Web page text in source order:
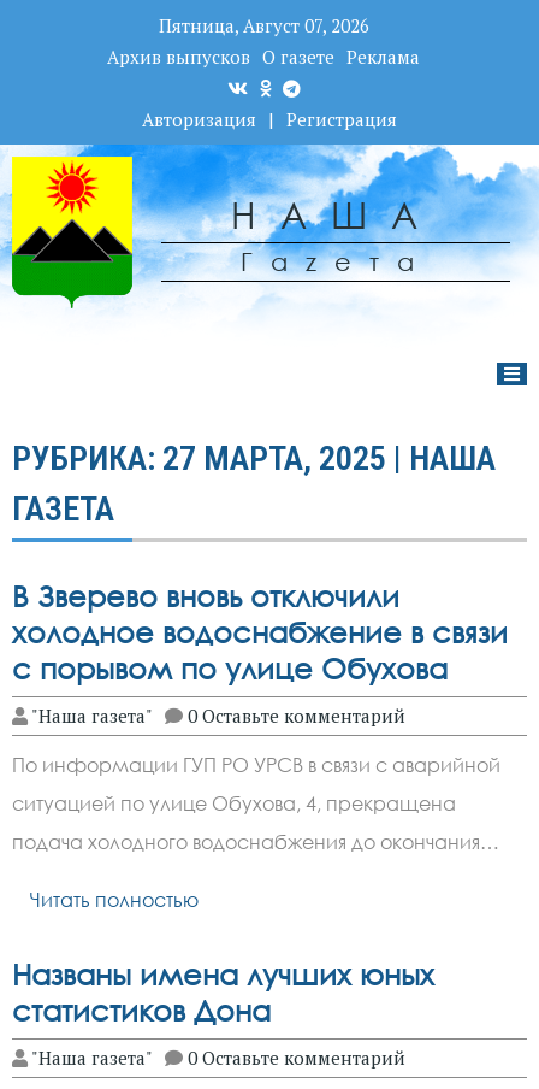
Пятница, Август 07, 2026
Архив выпусков О газете Реклама
Авторизация | Регистрация
НАША
Гаzета
РУБРИКА: 27 МАРТА, 2025 | НАША
ГАЗЕТА
В Зверево вновь отключили
холодное водоснабжение в связи
с порывом по улице Обухова
"Наша газета" 0 Оставьте комментарий
По информации ГУП РО УРСВ в связи с аварийной
ситуацией по улице Обухова, 4, прекращена
подача холодного водоснабжения до окончания…
Читать полностью
Названы имена лучших юных
статистиков Дона
"Наша газета" 0 Оставьте комментарий